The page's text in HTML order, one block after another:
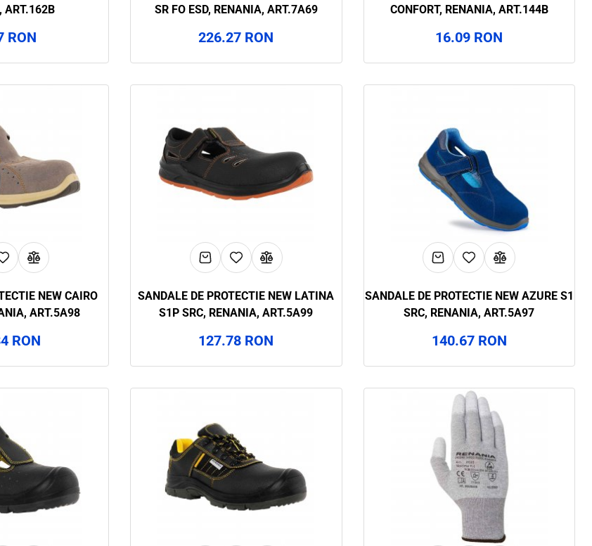
ART.162B
RON
SR FO ESD, RENANIA, ART.7A69
226.27 RON
CONFORT, RENANIA, ART.144B
16.09 RON
NEW CAIRO
ART.5A98
RON
SANDALE DE PROTECTIE NEW LATINA
S1P SRC, RENANIA, ART.5A99
127.78 RON
SANDALE DE PROTECTIE NEW AZURE S1
SRC, RENANIA, ART.5A97
140.67 RON